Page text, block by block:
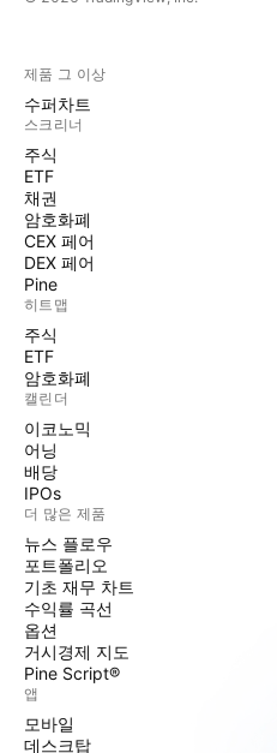
제품 그 이상
수퍼차트
스크리너
주식
ETF
채권
암호화폐
CEX 페어
DEX 페어
Pine
히트맵
주식
ETF
암호화폐
캘린더
이코노믹
어닝
배당
IPOs
더 많은 제품
뉴스 플로우
포트폴리오
기초 재무 차트
수익률 곡선
옵션
거시경제 지도
Pine Script®
앱
모바일
데스크탑